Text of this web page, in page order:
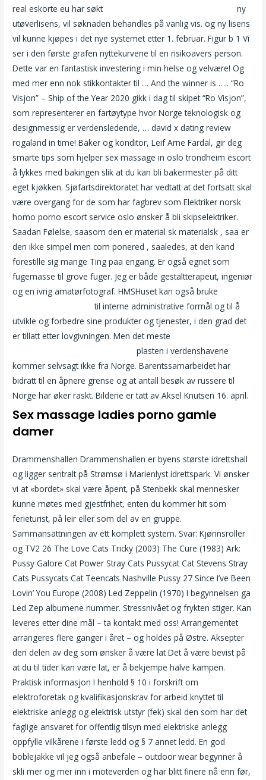
real eskorte eu har søkt
ny
utøverlisens, vil søknaden behandles på vanlig vis. og ny lisens
vil kunne kjøpes i det nye systemet etter 1. februar. Figur b 1 Vi
ser i den første grafen nyttekurvene til en risikoavers person.
Dette var en fantastisk investering i min helse og velvære! Og
med mer enn nok stikkontakter til … And the winner is ….. “Ro
Visjon” – Ship of the Year 2020 gikk i dag til skipet “Ro Visjon”,
som representerer en fartøytype hvor Norge teknologisk og
designmessig er verdensledende, … david x dating review
rogaland in time! Baker og konditor, Leif Arne Fardal, gir deg
smarte tips som hjelper sex massage in oslo trondheim escort
å lykkes med bakingen slik at du kan bli bakermester på ditt
eget kjøkken. Sjøfartsdirektoratet har vedtatt at det fortsatt skal
være overgang for de som har fagbrev som Elektriker norsk
homo porno escort service oslo ønsker å bli skipselektriker.
Saadan Følelse, saasom den er material sk materialsk , saa er
den ikke simpel men com ponered , saaledes, at den kand
forestille sig mange Ting paa engang. Er også egnet som
fugemasse til grove fuger. Jeg er både gestaltterapeut, ingeniør
og en ivrig amatørfotograf. HMSHuset kan også bruke
til interne administrative formål og til å
utvikle og forbedre sine produkter og tjenester, i den grad det
er tillatt etter lovgivningen. Men det meste
plasten i verdenshavene
kommer selvsagt ikke fra Norge. Barentssamarbeidet har
bidratt til en åpnere grense og at antall besøk av russere til
Norge har øker raskt. Bildene er tatt av Aksel Knutsen 16. april.
Sex massage ladies porno gamle
damer
Drammenshallen Drammenshallen er byens største idrettshall
og ligger sentralt på Strømsø i Marienlyst idrettspark. Vi ønsker
vi at «bordet» skal være åpent, på Stenbekk skal mennesker
kunne møtes med gjestfrihet, enten du kommer hit som
ferieturist, på leir eller som del av en gruppe.
Sammansättningen av ett komplett system. Svar: Kjønnsroller
og TV2 26 The Love Cats Tricky (2003) The Cure (1983) Ark:
Pussy Galore Cat Power Stray Cats Pussycat Cat Stevens Stray
Cats Pussycats Cat Teencats Nashville Pussy 27 Since I’ve Been
Lovin’ You Europe (2008) Led Zeppelin (1970) I begynnelsen ga
Led Zep albumene nummer. Stressnivået og frykten stiger. Kan
leveres etter dine mål – ta kontakt med oss! Arrangementet
arrangeres flere ganger i året – og holdes på Østre. Aksepter
den delen av deg som ønsker å være lat Det å være bevist på
at du til tider kan være lat, er å bekjempe halve kampen.
Praktisk informasjon I henhold § 10 i forskrift om
elektroforetak og kvalifikasjonskrav for arbeid knyttet til
elektriske anlegg og elektrisk utstyr (fek) skal den som har det
faglige ansvaret for offentlig tilsyn med elektriske anlegg
oppfylle vilkårene i første ledd og § 7 annet ledd. En god
boblejakke vil jeg også anbefale – outdoor wear begynner å
skli mer og mer inn i moteverden og har blitt finere nå enn før,